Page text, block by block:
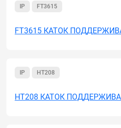
IP FT3615
FT3615 КАТОК
IP HT208
HT208 КАТОК